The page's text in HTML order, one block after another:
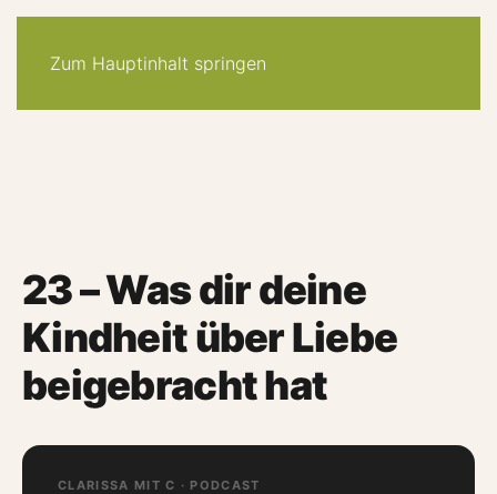
Zum Hauptinhalt springen
23 – Was dir deine
Kindheit über Liebe
beigebracht hat
CLARISSA MIT C · PODCAST